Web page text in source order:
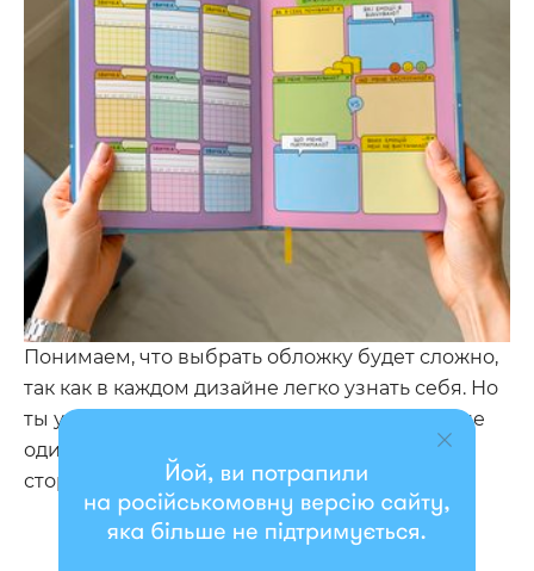
Понимаем, что выбрать обложку будет сложно,
так как в каждом дизайне легко узнать себя. Но
ты уж постарайся! И обязательно захвати еще
один планер для кого-то из близких — со
стороны ведь виднее.